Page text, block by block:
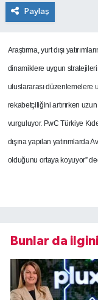
Paylaş
Araştırma, yurt dışı
dinamiklere uygun
uluslararası düzenlemelere
rekabetçiliğini artırırken
vurguluyor. PwC Türkiye
dışına yapılan
olduğunu ortaya koyuyor”
Bunlar da